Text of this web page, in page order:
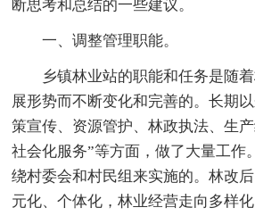
断思考和总结的一些建议。
一、调整管理职能。
乡镇林业站的职能和任务是随着
展形势而不断变化和完善的。长期
策宣传、资源管护、林政执法、生
社会化服务”等方面，做了大量工作
绕村委会和村民组来实施的。林改
元化、个体化，林业经营走向多样